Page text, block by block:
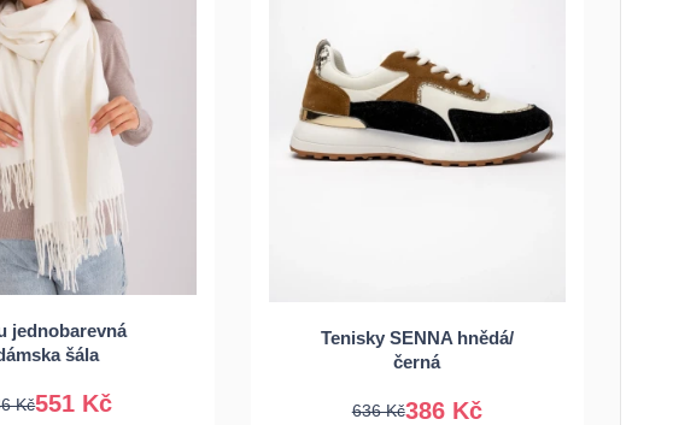
jednobarevná
šála
551 Kč
Kč
Univerzální
Tenisky SENNA hnědá/
černá
386 Kč
636 Kč
40 41